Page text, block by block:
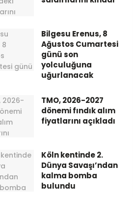
Bilgesu Erenus, 8
Ağustos Cumartesi
günü son
yolculuğuna
uğurlanacak
TMO, 2026-2027
dönemi fındık alım
fiyatlarını açıkladı
Köln kentinde 2.
Dünya Savaşı’ndan
kalma bomba
bulundu